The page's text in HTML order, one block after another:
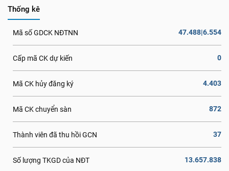
Thống kê
Mã số GDCK NĐTNN 47.488|6.554
Cấp mã CK dự kiến 0
Mã CK hủy đăng ký 4.403
Mã CK chuyển sàn 872
Thành viên đã thu hồi GCN 37
Số lượng TKGD của NĐT 13.657.838